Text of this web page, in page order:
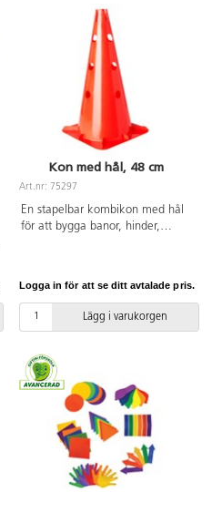
Kon med hål, 48 cm
Art.nr: 75297
En stapelbar kombikon med hål
för att bygga banor, hinder,
Logga in för att se ditt avtalade pris.
Lägg i varukorgen